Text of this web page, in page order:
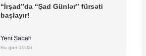
“İrşad”da “Şad Günlər” fürsəti
başlayır!
Yeni Sabah
Bu gün 10:46